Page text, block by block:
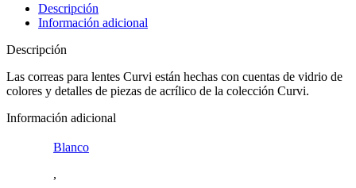
Descripción
Información adicional
Descripción
Las correas para lentes Curvi están hechas con cuentas de vidrio de
colores y detalles de piezas de acrílico de la colección Curvi.
Información adicional
Blanco
,